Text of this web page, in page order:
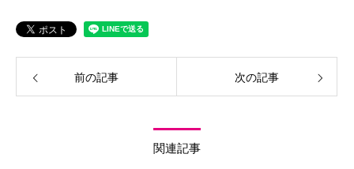
前の記事 次の記事
関連記事